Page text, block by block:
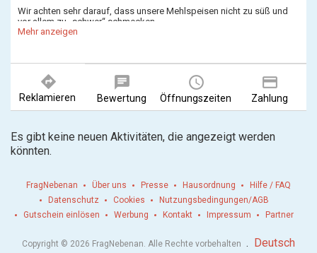
Wir achten sehr darauf, dass unsere Mehlspeisen nicht zu süß und
vor allem zu „schwer“ schmecken.
Unsere Oberscremen sind locker-flaumig, leicht,
Neben klassischen österreichischen Mehlspeisen bieten wir auch
moderne
(zuckerfrei und glutenfrei) mit Birkenzucker
(Xylit) oder Birkenzucker Light (Erythrit) gesüßte,
glutenfreieund laktosefreie Mehlspeisen aus unserer eigenen
Backstube an.
Keksen und Eisspezialitäten – natürlich aus Meisterhand.
Dazu servieren wir hochwertigen
fruchtig. Unter der Kategorie „unsere Torten“ finden Sie unser
ganzes Sortiment. Falls Sie Ihre Wunschtorte dort nicht finden, gehen
wir selbstverständlich gerne auf Ihre Wünsche ein
liebt, findet bei uns ebenfalls etwas. Wir haben
Das Angebot ändert sich ständig.
Mehr anzeigen
directions
Reklamieren
chat
Bewertung
query_builder
Öffnungszeiten
payment
Zahlung
Es gibt keine neuen Aktivitäten, die angezeigt werden
könnten.
FragNebenan Über uns Presse Hausordnung
Hilfe / FAQ
Datenschutz
Cookies
Nutzungsbedingungen/AGB
Gutschein einlösen
Werbung Kontakt Impressum Partner
Copyright © 2026 FragNebenan. Alle Rechte vorbehalten . Deutsch